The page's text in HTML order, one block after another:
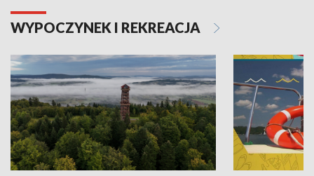
WYPOCZYNEK I REKREACJA